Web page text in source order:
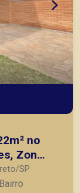
no
Zona
SP